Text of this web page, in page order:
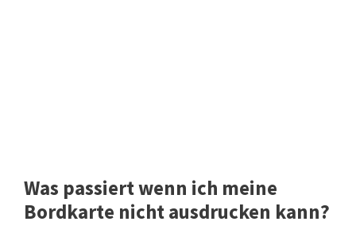
Was passiert wenn ich meine
Bordkarte nicht ausdrucken kann?